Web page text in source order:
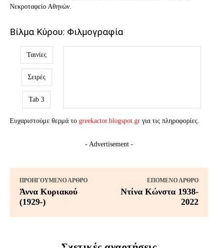
Νεκροταφείο Αθηνών.
Βίλμα Κύρου: Φιλμογραφία
Ταινίες
Σειρές
Tab 3
Ευχαριστούμε θερμά το greekactor.blogspot.gr για τις πληροφορίες.
- Advertisement -
ΠΡΟΗΓΟΎΜΕΝΟ ΆΡΘΡΟ
Άννα Κυριακού
(1929-)
ΕΠΌΜΕΝΟ ΆΡΘΡΟ
Ντίνα Κώνστα 1938-
2022